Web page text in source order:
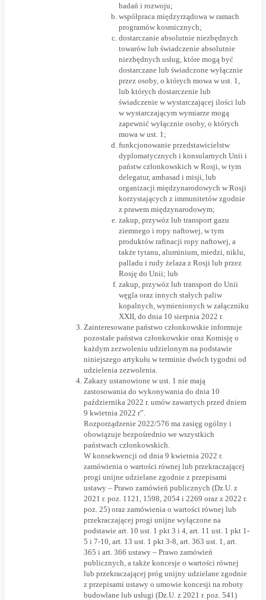
badań i rozwoju;
współpraca międzyrządowa w ramach
programów kosmicznych;
dostarczanie absolutnie niezbędnych
towarów lub świadczenie absolutnie
niezbędnych usług, które mogą być
dostarczane lub świadczone wyłącznie
przez osoby, o których mowa w ust. 1,
lub których dostarczenie lub
świadczenie w wystarczającej ilości lub
w wystarczającym wymiarze mogą
zapewnić wyłącznie osoby, o których
mowa w ust. 1;
funkcjonowanie przedstawicielstw
dyplomatycznych i konsularnych Unii i
państw członkowskich w Rosji, w tym
delegatur, ambasad i misji, lub
organizacji międzynarodowych w Rosji
korzystających z immunitetów zgodnie
z prawem międzynarodowym;
zakup, przywóz lub transport gazu
ziemnego i ropy naftowej, w tym
produktów rafinacji ropy naftowej, a
także tytanu, aluminium, miedzi, niklu,
palladu i rudy żelaza z Rosji lub przez
Rosję do Unii; lub
zakup, przywóz lub transport do Unii
węgla oraz innych stałych paliw
kopalnych, wymienionych w załączniku
XXII, do dnia 10 sierpnia 2022 r.
Zainteresowane państwo członkowskie informuje
pozostałe państwa członkowskie oraz Komisję o
każdym zezwoleniu udzielonym na podstawie
niniejszego artykułu w terminie dwóch tygodni od
udzielenia zezwolenia.
Zakazy ustanowione w ust. 1 nie mają
zastosowania do wykonywania do dnia 10
października 2022 r. umów zawartych przed dniem
9 kwietnia 2022 r”.
Rozporządzenie 2022/576 ma zasięg ogólny i
obowiązuje bezpośrednio we wszystkich
państwach członkowskich.
W konsekwencji od dnia 9 kwietnia 2022 r.
zamówienia o wartości równej lub przekraczającej
progi unijne udzielane zgodnie z przepisami
ustawy – Prawo zamówień publicznych (Dz.U. z
2021 r. poz. 1121, 1598, 2054 i 2269 oraz z 2022 r.
poz. 25) oraz zamówienia o wartości równej lub
przekraczającej progi unijne wyłączone na
podstawie art. 10 ust. 1 pkt 3 i 4, art. 11 ust. 1 pkt 1-
5 i 7-10, art. 13 ust. 1 pkt 3-8, art. 363 ust. 1, art.
365 i art. 366 ustawy – Prawo zamówień
publicznych, a także koncesje o wartości równej
lub przekraczającej próg unijny udzielane zgodnie
z przepisami ustawy o umowie koncesji na roboty
budowlane lub usługi (Dz.U. z 2021 r. poz. 541)